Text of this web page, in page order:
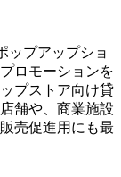
ップアップショ
ロモーションを
プストア向け貸
舗や、商業施設
売促進用にも最